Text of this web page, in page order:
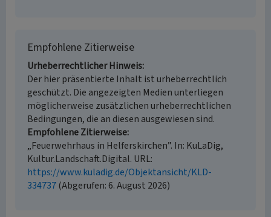
Empfohlene Zitierweise
Urheberrechtlicher Hinweis
Der hier präsentierte Inhalt ist urheberrechtlich
geschützt. Die angezeigten Medien unterliegen
möglicherweise zusätzlichen urheberrechtlichen
Bedingungen, die an diesen ausgewiesen sind.
Empfohlene Zitierweise
„Feuerwehrhaus in Helferskirchen”. In: KuLaDig,
Kultur.Landschaft.Digital. URL:
https://www.kuladig.de/Objektansicht/KLD-
334737(Abgerufen: 6. August 2026)